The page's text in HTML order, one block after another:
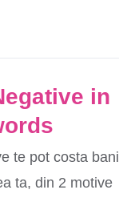
in
te pot costa bani
ta, din 2 motive